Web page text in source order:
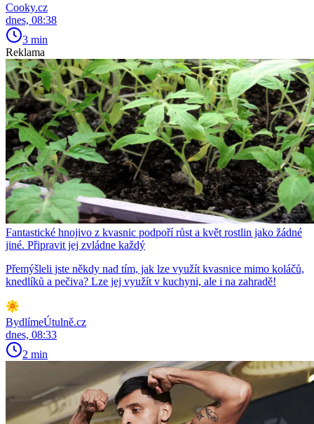
Cooky.cz
dnes, 08:38
3 min
Reklama
Fantastické hnojivo z kvasnic podpoří růst a květ rostlin jako žádné
jiné. Připravit jej zvládne každý
Přemýšleli jste někdy nad tím, jak lze využít kvasnice mimo koláčů,
knedlíků a pečiva? Lze jej využít v kuchyni, ale i na zahradě!
BydlímeÚtulně.cz
dnes, 08:33
2 min